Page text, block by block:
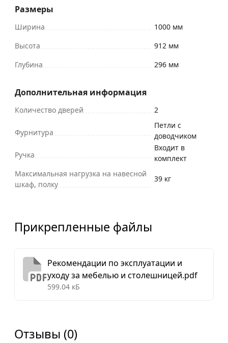
Размеры
Ширина
1000 мм
Высота
912 мм
Глубина
296 мм
Дополнительная информация
Количество дверей 2
Фурнитура
Петли с
доводчиком
Ручка
Входит в
комплект
Максимальная нагрузка на навесной
шкаф, полку
39 кг
Прикрепленные файлы
Рекомендации по эксплуатации и
уходу за мебелью и столешницей.pdf
599.04 кБ
Отзывы (0)